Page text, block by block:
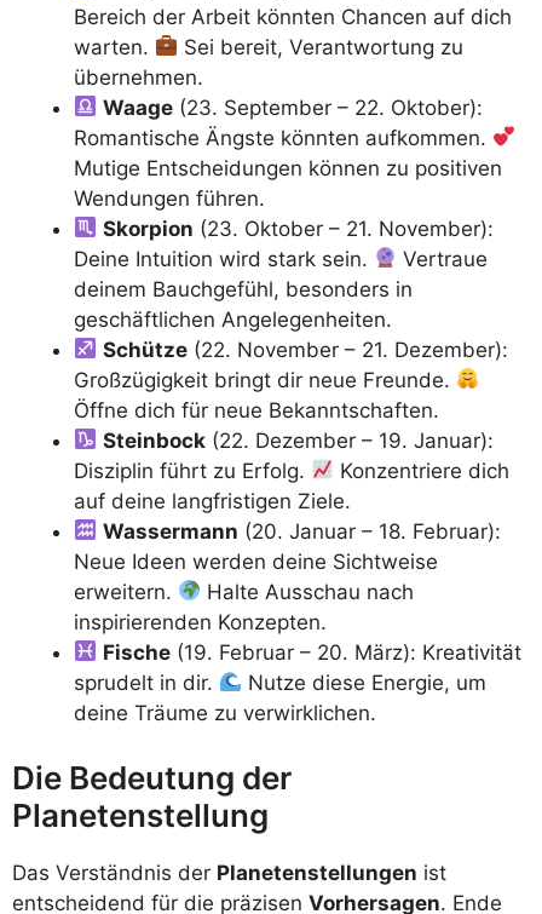
Bereich der Arbeit könnten Chancen auf dich
warten.
Sei bereit, Verantwortung zu
übernehmen.
Waage (23. September – 22. Oktober):
Romantische Ängste könnten aufkommen.
Mutige Entscheidungen können zu positiven
Wendungen führen.
Skorpion (23. Oktober – 21. November):
Deine Intuition wird stark sein.
Vertraue
deinem Bauchgefühl, besonders in
geschäftlichen Angelegenheiten.
Schütze (22. November – 21. Dezember):
Großzügigkeit bringt dir neue Freunde.
Öffne dich für neue Bekanntschaften.
Steinbock (22. Dezember – 19. Januar):
Disziplin führt zu Erfolg.
Konzentriere dich
auf deine langfristigen Ziele.
Wassermann (20. Januar – 18. Februar):
Neue Ideen werden deine Sichtweise
erweitern.
Halte Ausschau nach
inspirierenden Konzepten.
Fische (19. Februar – 20. März): Kreativität
sprudelt in dir.
Nutze diese Energie, um
deine Träume zu verwirklichen.
Die Bedeutung der
Planetenstellung
Das Verständnis der Planetenstellungen ist
entscheidend für die präzisen Vorhersagen. Ende